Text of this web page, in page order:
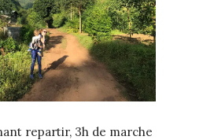
repartir, 3h de marche